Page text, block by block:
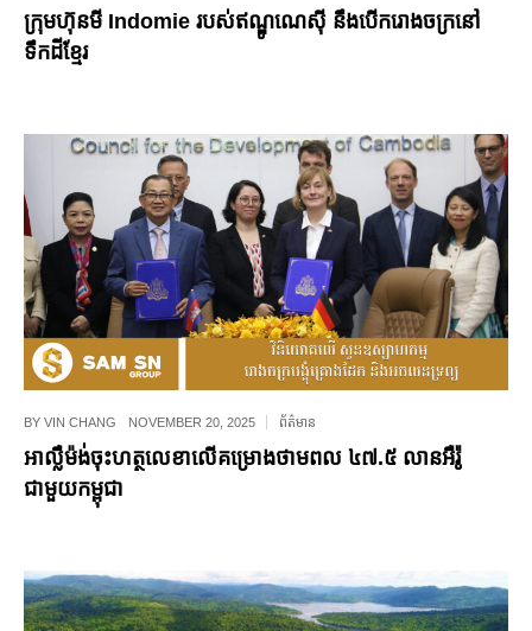
ក្រុមហ៊ុនមី Indomie របស់ឥណ្ឌូណេស៊ី នឹងបើករោងចក្រនៅ
ទឹកដីខ្មែរ
BY VIN CHANG NOVEMBER 20, 2025 ព័ត៌មាន
អាល្លឺម៉ង់​ចុះ​ហត្ថលេខា​លើ​គម្រោង​ថាមពល ៤៧.៥ លាន​អឺរ៉ូ
ជាមួយ​កម្ពុជា